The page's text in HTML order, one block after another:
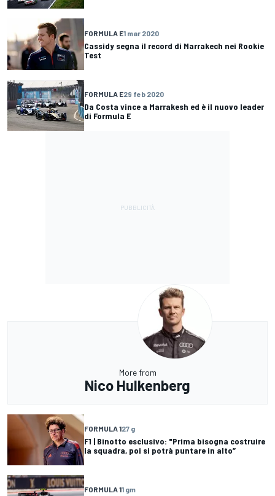
FORMULA E1 mar 2020
Cassidy segna il record di Marrakech nei Rookie
Test
FORMULA E29 feb 2020
Da Costa vince a Marrakesh ed è il nuovo leader
di Formula E
More from
Nico Hulkenberg
FORMULA 127 g
F1 | Binotto esclusivo: "Prima bisogna costruire
la squadra, poi si potrà puntare in alto”
FORMULA 11 gm